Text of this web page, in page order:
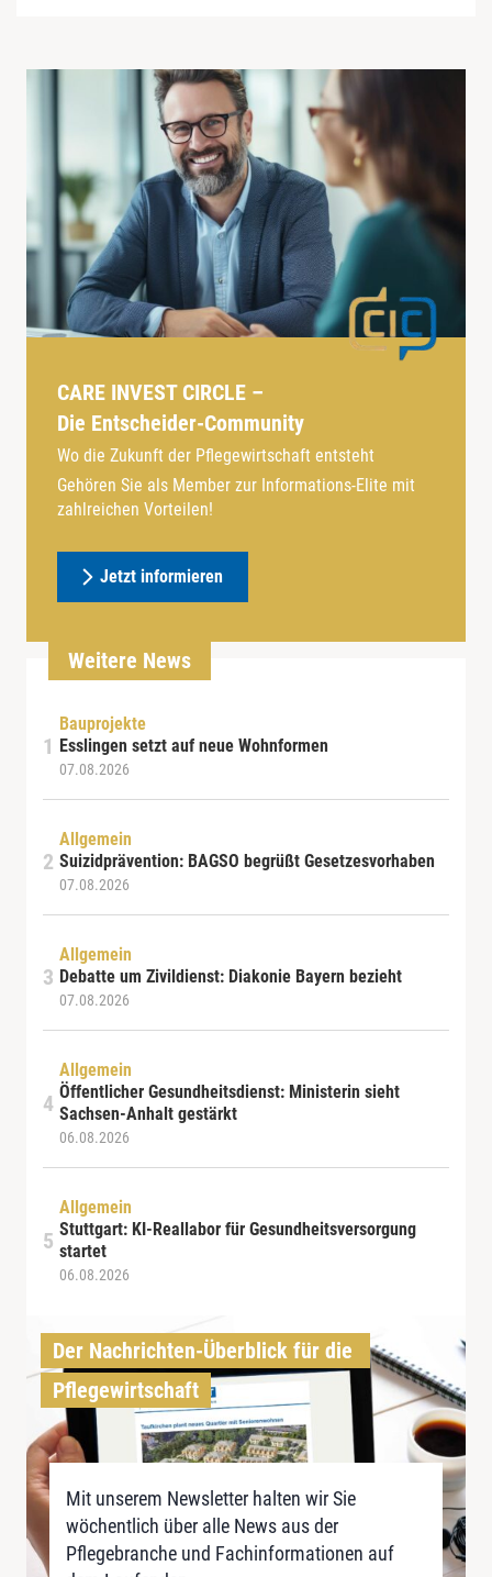
CARE INVEST CIRCLE –
Die Entscheider-Community
Wo die Zukunft der Pflegewirtschaft entsteht
Gehören Sie als Member zur Informations-Elite mit
zahlreichen Vorteilen!
Jetzt informieren
Weitere News
Bauprojekte
Esslingen setzt auf neue Wohnformen
07.08.2026
Allgemein
Suizidprävention: BAGSO begrüßt Gesetzesvorhaben
07.08.2026
Allgemein
Debatte um Zivildienst: Diakonie Bayern bezieht
07.08.2026
Allgemein
Öffentlicher Gesundheitsdienst: Ministerin sieht
Sachsen-Anhalt gestärkt
06.08.2026
Allgemein
Stuttgart: KI-Reallabor für Gesundheitsversorgung
startet
06.08.2026
Der Nachrichten-Überblick für die
Pflegewirtschaft
Mit unserem Newsletter halten wir Sie
wöchentlich über alle News aus der
Pflegebranche und Fachinformationen auf